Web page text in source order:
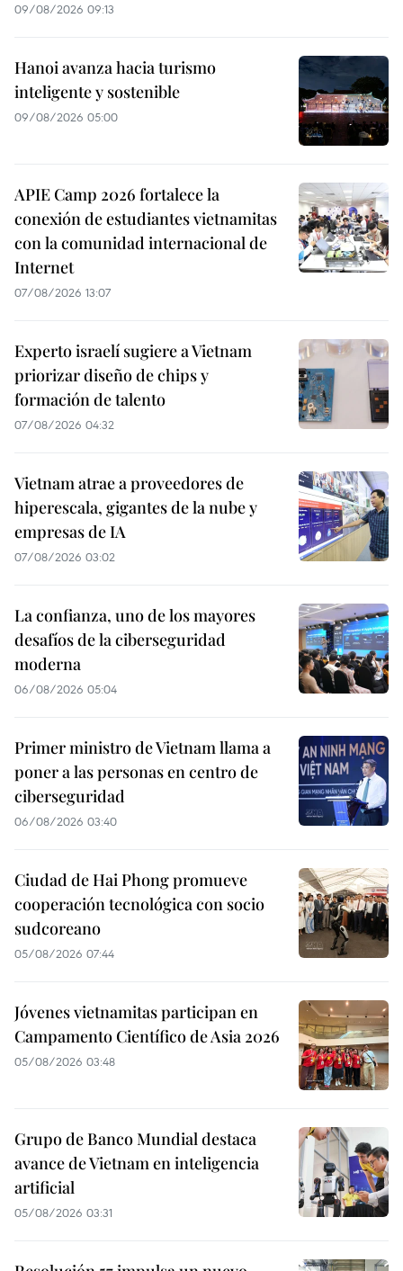
09/08/2026 09:13
Hanoi avanza hacia turismo
inteligente y sostenible
09/08/2026 05:00
APIE Camp 2026 fortalece la
conexión de estudiantes vietnamitas
con la comunidad internacional de
Internet
07/08/2026 13:07
Experto israelí sugiere a Vietnam
priorizar diseño de chips y
formación de talento
07/08/2026 04:32
Vietnam atrae a proveedores de
hiperescala, gigantes de la nube y
empresas de IA
07/08/2026 03:02
La confianza, uno de los mayores
desafíos de la ciberseguridad
moderna
06/08/2026 05:04
Primer ministro de Vietnam llama a
poner a las personas en centro de
ciberseguridad
06/08/2026 03:40
Ciudad de Hai Phong promueve
cooperación tecnológica con socio
sudcoreano
05/08/2026 07:44
Jóvenes vietnamitas participan en
Campamento Científico de Asia 2026
05/08/2026 03:48
Grupo de Banco Mundial destaca
avance de Vietnam en inteligencia
artificial
05/08/2026 03:31